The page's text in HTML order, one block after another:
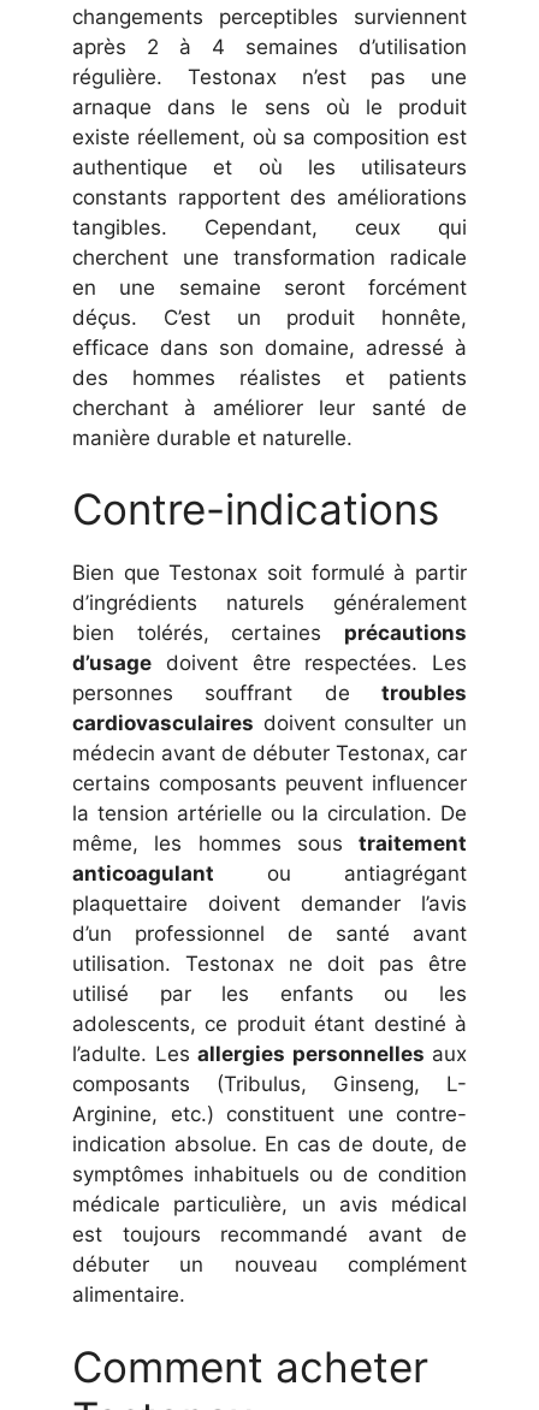
changements perceptibles surviennent
après 2 à 4 semaines d’utilisation
régulière. Testonax n’est pas une
arnaque dans le sens où le produit
existe réellement, où sa composition est
authentique et où les utilisateurs
constants rapportent des améliorations
tangibles. Cependant, ceux qui
cherchent une transformation radicale
en une semaine seront forcément
déçus. C’est un produit honnête,
efficace dans son domaine, adressé à
des hommes réalistes et patients
cherchant à améliorer leur santé de
manière durable et naturelle.
Contre-indications
Bien que Testonax soit formulé à partir
d’ingrédients naturels généralement
bien tolérés, certaines précautions
d’usage doivent être respectées. Les
personnes souffrant de troubles
cardiovasculaires doivent consulter un
médecin avant de débuter Testonax, car
certains composants peuvent influencer
la tension artérielle ou la circulation. De
même, les hommes sous traitement
anticoagulant ou antiagrégant
plaquettaire doivent demander l’avis
d’un professionnel de santé avant
utilisation. Testonax ne doit pas être
utilisé par les enfants ou les
adolescents, ce produit étant destiné à
l’adulte. Les allergies personnelles aux
composants (Tribulus, Ginseng, L-
Arginine, etc.) constituent une contre-
indication absolue. En cas de doute, de
symptômes inhabituels ou de condition
médicale particulière, un avis médical
est toujours recommandé avant de
débuter un nouveau complément
alimentaire.
Comment acheter